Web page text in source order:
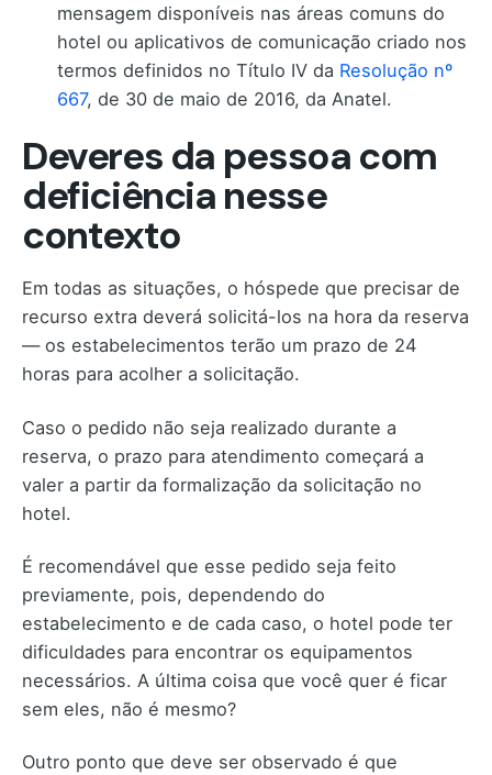
mensagem disponíveis nas áreas comuns do
hotel ou aplicativos de comunicação criado nos
termos definidos no Título IV da Resolução nº
667, de 30 de maio de 2016, da Anatel.
Deveres da pessoa com
deficiência nesse
contexto
Em todas as situações, o hóspede que precisar de
recurso extra deverá solicitá-los na hora da reserva
— os estabelecimentos terão um prazo de 24
horas para acolher a solicitação.
Caso o pedido não seja realizado durante a
reserva, o prazo para atendimento começará a
valer a partir da formalização da solicitação no
hotel.
É recomendável que esse pedido seja feito
previamente, pois, dependendo do
estabelecimento e de cada caso, o hotel pode ter
dificuldades para encontrar os equipamentos
necessários. A última coisa que você quer é ficar
sem eles, não é mesmo?
Outro ponto que deve ser observado é que